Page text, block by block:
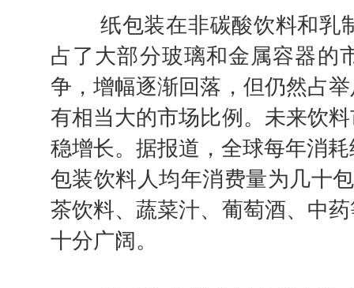
纸包装在非碳酸饮料和乳制
占了大部分玻璃和金属容器的
争，增幅逐渐回落，但仍然占
有相当大的市场比例。未来饮
稳增长。据报道，全球每年消
包装饮料人均年消费量为几十
茶饮料、蔬菜汁、葡萄酒、中
十分广阔。